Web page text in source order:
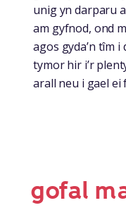
unig yn darparu
am gyfnod, ond
agos gyda’n tîm
tymor hir i’r
arall neu i gael ei
gofal